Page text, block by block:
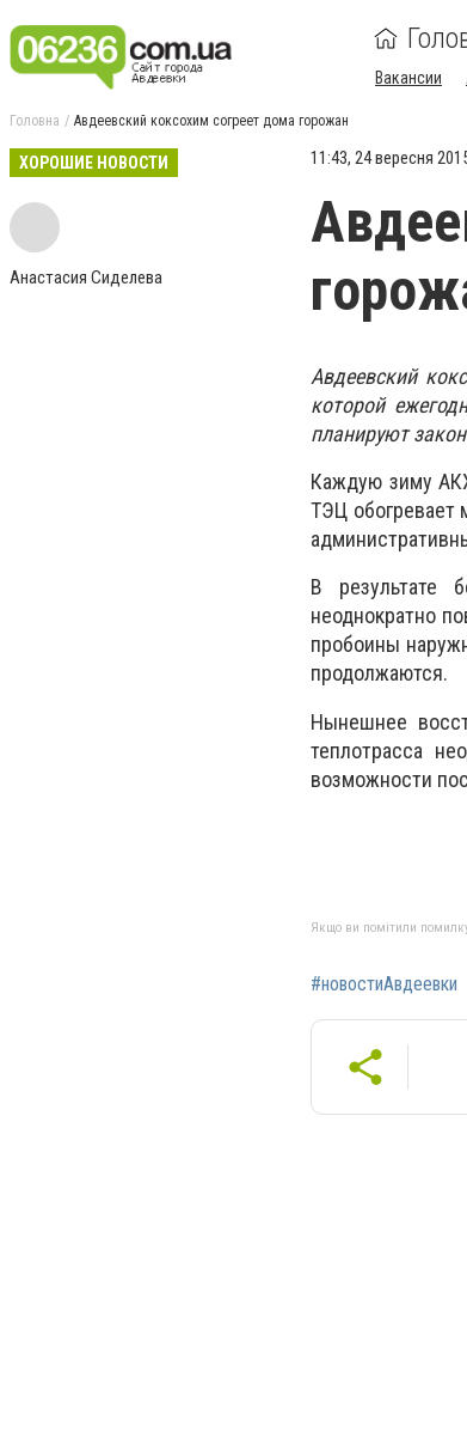
Вакансии
Головна Авдеевский коксохим согреет дома горожан
ХОРОШИЕ НОВОСТИ
Анастасия Сиделева
11:43, 24 вересня
Авдеевский
которой
планируют
Каждую зиму
ТЭЦ обогревает
В результате
неоднократно
пробоины
продолжаются.
Нынешнее
теплотрасса
возможности
Якщо ви помітили
#новостиАвдеевки